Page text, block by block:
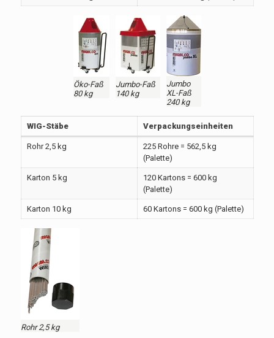
Öko-Faß
80 kg
Jumbo-Faß
140 kg
Jumbo
XL-Faß
240 kg
WIG-Stäbe Verpackungseinheiten
Rohr 2,5 kg
225 Rohre = 562,5 kg
(Palette)
Karton 5 kg
120 Kartons = 600 kg
(Palette)
Karton 10 kg 60 Kartons = 600 kg (Palette)
Rohr 2,5 kg